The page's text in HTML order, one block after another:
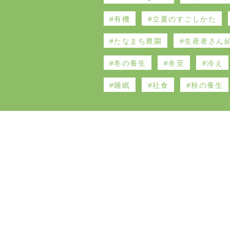
有機 立夏のすごしかた
たなまち農園 生産者さん
冬の養生 冬至 冷え
睡眠 社食 秋の養生